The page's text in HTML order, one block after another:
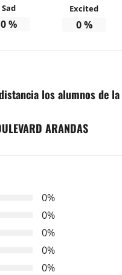
Sad
0%
Excited
0%
los alumnos de
ARANDAS
0%
0%
0%
0%
0%